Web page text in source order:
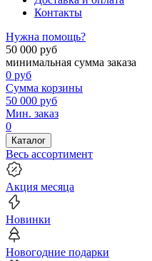
Контакты
Нужна помощь?
50 000 руб
минимальная сумма заказа
0 руб
Сумма корзины
50 000 руб
Мин. заказ
0
Каталог
Весь ассортимент
Акция месяца
Новинки
Новогодние подарки